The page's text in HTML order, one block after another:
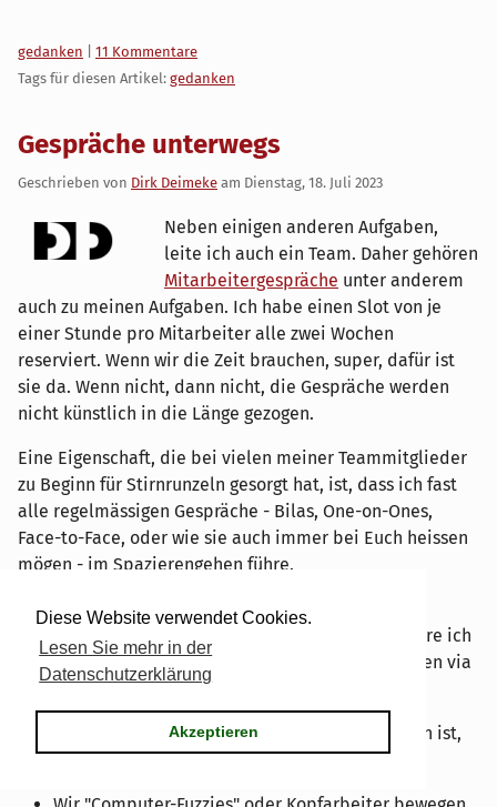
Diese Website verwendet Cookies.
Lesen Sie mehr in der
Datenschutzerklärung
Akzeptieren
Kategorien:
gedanken
11 Kommentare
Tags für diesen Artikel: gedanken
Gespräche unterwegs
Geschrieben von Dirk Deimeke am Dienstag, 18. Juli 2023
Neben einigen anderen Aufgaben,
leite ich auch ein Team. Daher gehören
Mitarbeitergespräche unter anderem
auch zu meinen Aufgaben. Ich habe einen Slot von je
einer Stunde pro Mitarbeiter alle zwei Wochen
reserviert. Wenn wir die Zeit brauchen, super, dafür ist
sie da. Wenn nicht, dann nicht, die Gespräche werden
nicht künstlich in die Länge gezogen.
Eine Eigenschaft, die bei vielen meiner Teammitglieder
zu Beginn für Stirnrunzeln gesorgt hat, ist, dass ich fast
alle regelmässigen Gespräche - Bilas, One-on-Ones,
Face-to-Face, oder wie sie auch immer bei Euch heissen
mögen - im Spazierengehen führe.
Gespräche, die einen Rechner benötigen oder
gemeinsames Arbeiten an einem Schreibstisch führe ich
natürlich direkt im Office und in sehr seltenen Fällen via
Videokonferenz.
Mal abgesehen, davon, dass das vielleicht unüblich ist,
bietet das ein paar Vorteile: